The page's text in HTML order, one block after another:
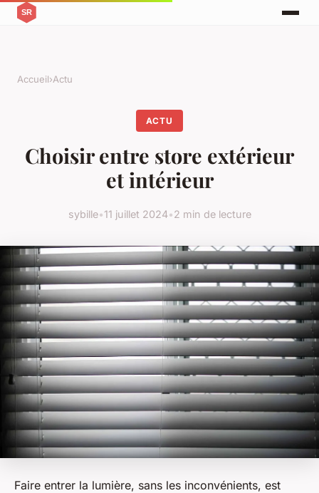
Accueil›Actu
ACTU
Choisir entre store extérieur
et intérieur
sybille•11 juillet 2024•2 min de lecture
Faire entrer la lumière, sans les inconvénients, est